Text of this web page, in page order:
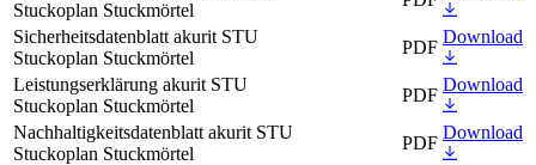
Stuckoplan Stuckmörtel
Sicherheitsdatenblatt akurit STU
Stuckoplan Stuckmörtel
PDF
Download
Leistungserklärung akurit STU
Stuckoplan Stuckmörtel
PDF
Download
Nachhaltigkeitsdatenblatt akurit STU
Stuckoplan Stuckmörtel
PDF
Download